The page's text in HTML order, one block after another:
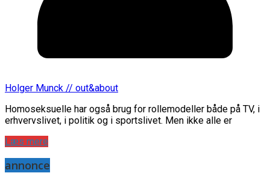
Holger Munck // out&about
Homoseksuelle har også brug for rollemodeller både på TV, i
erhvervslivet, i politik og i sportslivet. Men ikke alle er
Læs mere
annonce